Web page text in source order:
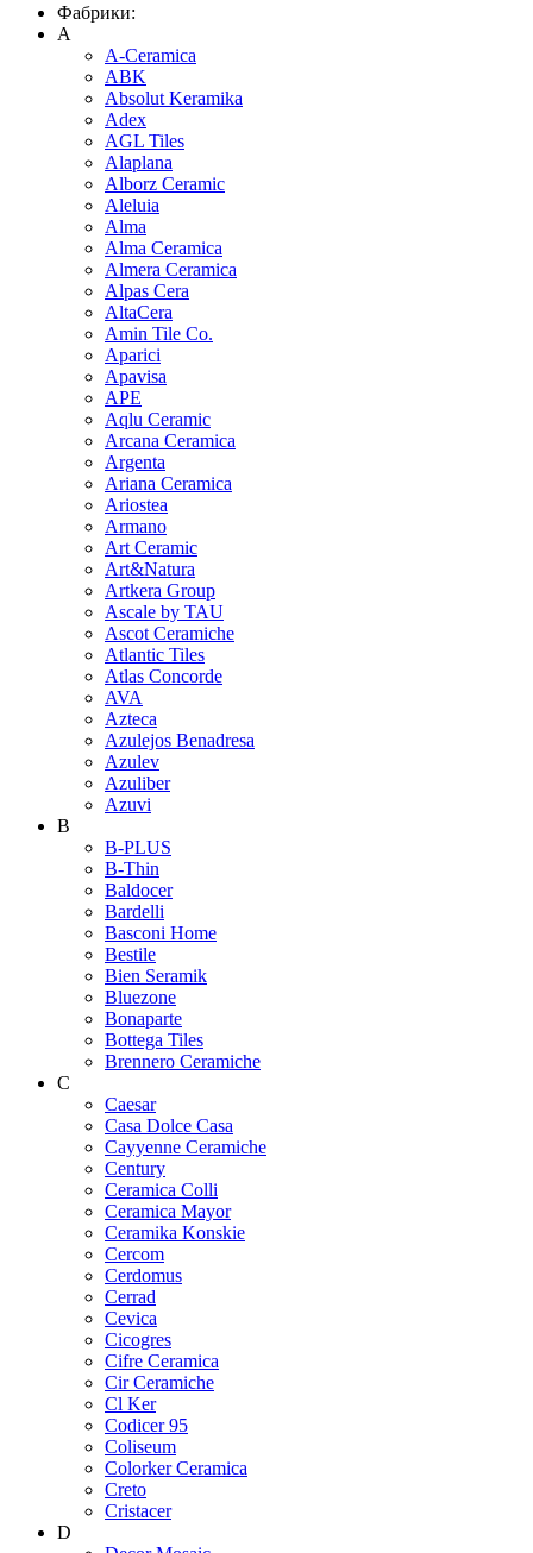
Фабрики:
A
A-Ceramica
ABK
Absolut Keramika
Adex
AGL Tiles
Alaplana
Alborz Ceramic
Aleluia
Alma
Alma Ceramica
Almera Ceramica
Alpas Cera
AltaCera
Amin Tile Co.
Aparici
Apavisa
APE
Aqlu Ceramic
Arcana Ceramica
Argenta
Ariana Ceramica
Ariostea
Armano
Art Ceramic
Art&Natura
Artkera Group
Ascale by TAU
Ascot Ceramiche
Atlantic Tiles
Atlas Concorde
AVA
Azteca
Azulejos Benadresa
Azulev
Azuliber
Azuvi
B
B-PLUS
B-Thin
Baldocer
Bardelli
Basconi Home
Bestile
Bien Seramik
Bluezone
Bonaparte
Bottega Tiles
Brennero Ceramiche
C
Caesar
Casa Dolce Casa
Cayyenne Ceramiche
Century
Ceramica Colli
Ceramica Mayor
Ceramika Konskie
Cercom
Cerdomus
Cerrad
Cevica
Cicogres
Cifre Ceramica
Cir Ceramiche
Cl Ker
Codicer 95
Coliseum
Colorker Ceramica
Creto
Cristacer
D